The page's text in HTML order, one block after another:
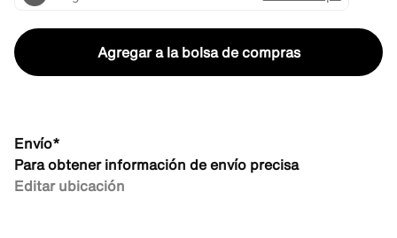
Agregar a la bolsa de compras
Envío*
Para obtener información de envío precisa
Editar ubicación